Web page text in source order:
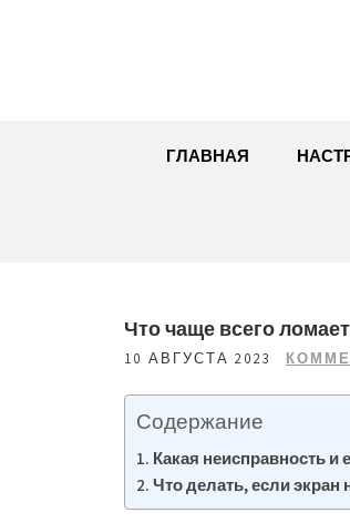
ГЛАВНАЯ
Что чаще всего
10 АВГУСТА 2023
Содержание
Какая неисправность и
Что делать, если экран